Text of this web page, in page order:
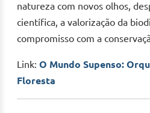
natureza com novos olhos,
científica, a valorização da
compromisso com a
Link: O Mundo Supenso:
Floresta